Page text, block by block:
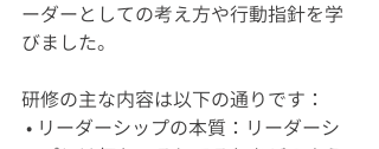
ーダーとしての考え方や行動指針を学
びました。
研修の主な内容は以下の通りです：